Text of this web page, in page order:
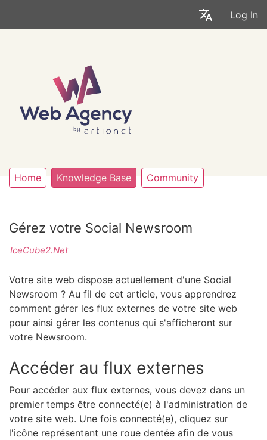
Log In
Home Knowledge Base Community
Gérez votre Social Newsroom
IceCube2.Net
Votre site web dispose actuellement d'une Social
Newsroom ? Au fil de cet article, vous apprendrez
comment gérer les flux externes de votre site web
pour ainsi gérer les contenus qui s'afficheront sur
votre Newsroom.
Accéder au flux externes
Pour accéder aux flux externes, vous devez dans un
premier temps être connecté(e) à l'administration de
votre site web. Une fois connecté(e), cliquez sur
l'icône représentant une roue dentée afin de vous